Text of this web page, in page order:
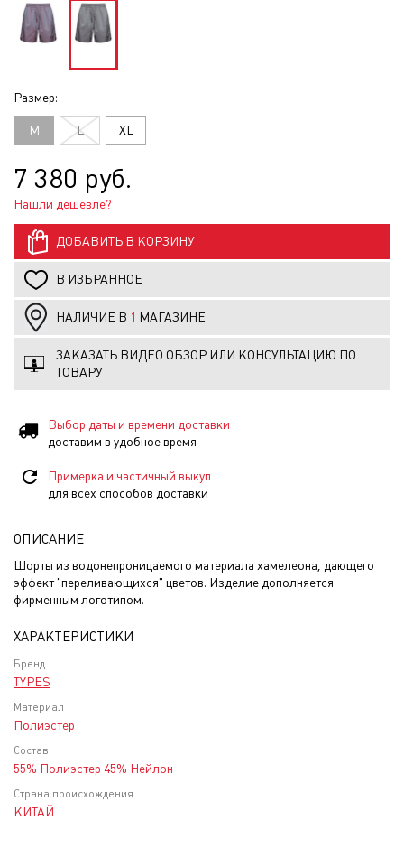
Размер:
M L XL
7 380 руб.
Нашли дешевле?
ДОБАВИТЬ В КОРЗИНУ
В ИЗБРАННОЕ
НАЛИЧИЕ В 1 МАГАЗИНЕ
ЗАКАЗАТЬ ВИДЕО ОБЗОР ИЛИ КОНСУЛЬТАЦИЮ ПО
ТОВАРУ
Выбор даты и времени доставки
доставим в удобное время
Примерка и частичный выкуп
для всех способов доставки
ОПИСАНИЕ
Шорты из водонепроницаемого материала хамелеона, дающего
эффект "переливающихся" цветов. Изделие дополняется
фирменным логотипом.
ХАРАКТЕРИСТИКИ
Бренд
TYPES
Материал
Полиэстер
Состав
55% Полиэстер 45% Нейлон
Страна происхождения
КИТАЙ